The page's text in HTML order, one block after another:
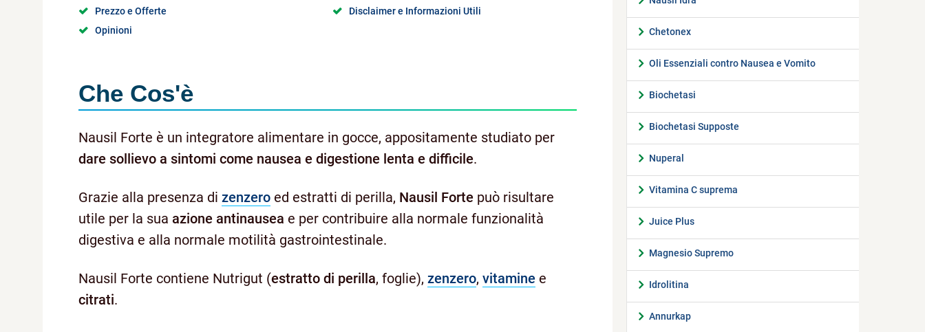
Prezzo e Offerte
Disclaimer e Informazioni Utili
Opinioni
Che Cos'è
Nausil Forte è un integratore alimentare in gocce, appositamente studiato per
dare sollievo a sintomi come nausea e digestione lenta e difficile.
Grazie alla presenza di zenzero ed estratti di perilla, Nausil Forte può risultare
utile per la sua azione antinausea e per contribuire alla normale funzionalità
digestiva e alla normale motilità gastrointestinale.
Nausil Forte contiene Nutrigut (estratto di perilla, foglie), zenzero, vitamine e
citrati.
Chetonex
Oli Essenziali contro Nausea e Vomito
Biochetasi
Biochetasi Supposte
Nuperal
Vitamina C suprema
Juice Plus
Magnesio Supremo
Idrolitina
Annurkap